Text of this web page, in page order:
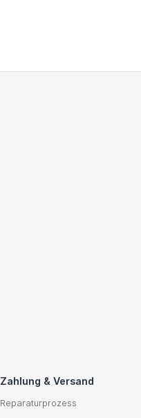
Zahlung & Versand
Reparaturprozess